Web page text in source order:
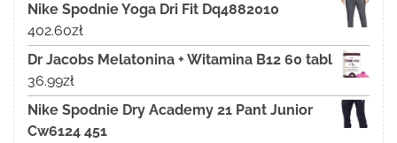
Nike Spodnie Yoga Dri Fit Dq4882010
402.60zł
Dr Jacobs Melatonina + Witamina B12 60 tabl
36.99zł
Nike Spodnie Dry Academy 21 Pant Junior
Cw6124 451